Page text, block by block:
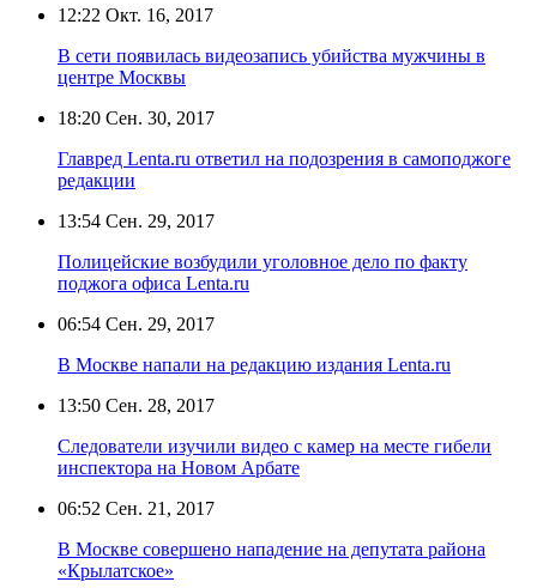
12:22 Окт. 16, 2017
В сети появилась видеозапись убийства мужчины в
центре Москвы
18:20 Сен. 30, 2017
Главред Lenta.ru ответил на подозрения в самоподжоге
редакции
13:54 Сен. 29, 2017
Полицейские возбудили уголовное дело по факту
поджога офиса Lenta.ru
06:54 Сен. 29, 2017
В Москве напали на редакцию издания Lenta.ru
13:50 Сен. 28, 2017
Следователи изучили видео с камер на месте гибели
инспектора на Новом Арбате
06:52 Сен. 21, 2017
В Москве совершено нападение на депутата района
«Крылатское»